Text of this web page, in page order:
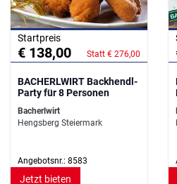
Startpreis
€ 138,00 Statt € 276,00
BACHERLWIRT Backhendl-
Party für 8 Personen
Bacherlwirt
Hengsberg Steiermark
Angebotsnr.: 8583
Jetzt bieten